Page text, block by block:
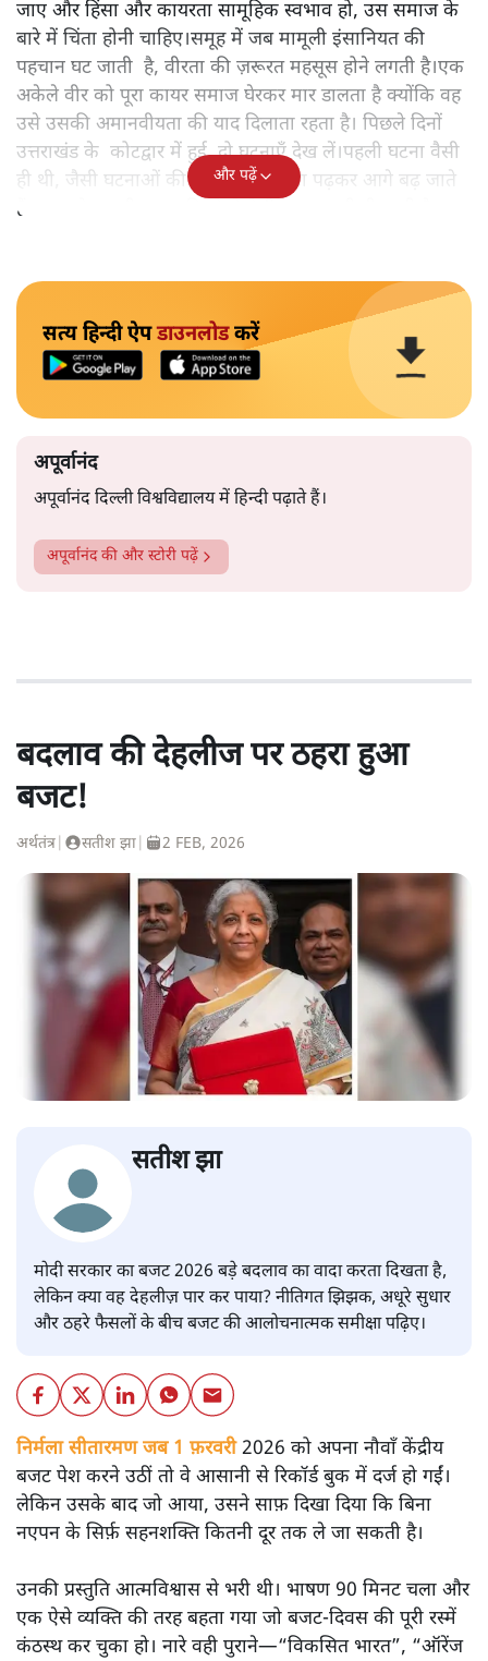
जाए और हिंसा और कायरता सामूहिक स्वभाव हो, उस समाज के
बारे में चिंता होनी चाहिए।समूह में जब मामूली इंसानियत की
पहचान घट जाती है, वीरता की ज़रूरत महसूस होने लगती है।एक
अकेले वीर को पूरा कायर समाज घेरकर मार डालता है क्योंकि वह
उसे उसकी अमानवीयता की याद दिलाता रहता है। पिछले दिनों
उत्तराखंड के कोटद्वार में हुई दो घटनाएँ देख लें।पहली घटना वैसी
ही थी, जैसी घटनाओं की खबर हम रोज़ाना पढ़कर आगे बढ़ जाते
हैं।भारत के तक़रीबन हर हिस्से से ऐसी खबर आती ही रहती है।
और पढ़ें
सत्य हिन्दी ऐपडाउनलोडकरें
अपूर्वानंद
अपूर्वानंद दिल्ली विश्वविद्यालय में हिन्दी पढ़ाते हैं।
अपूर्वानंदकी और स्टोरी पढ़ें
बदलाव की देहलीज पर ठहरा हुआ
बजट!
अर्थतंत्र सतीश झा 2 FEB, 2026
सतीश झा
मोदी सरकार का बजट 2026 बड़े बदलाव का वादा करता दिखता है,
लेकिन क्या वह देहलीज़ पार कर पाया? नीतिगत झिझक, अधूरे सुधार
और ठहरे फैसलों के बीच बजट की आलोचनात्मक समीक्षा पढ़िए।
निर्मला सीतारमण जब 1 फ़रवरी2026 को अपना नौवाँ केंद्रीय
बजट पेश करने उठीं तो वे आसानी से रिकॉर्ड बुक में दर्ज हो गईं।
लेकिन उसके बाद जो आया, उसने साफ़ दिखा दिया कि बिना
नएपन के सिर्फ़ सहनशक्ति कितनी दूर तक ले जा सकती है।
उनकी प्रस्तुति आत्मविश्वास से भरी थी। भाषण 90 मिनट चला और
एक ऐसे व्यक्ति की तरह बहता गया जो बजट‑दिवस की पूरी रस्में
कंठस्थ कर चुका हो। नारे वही पुराने—“विकसित भारत”, “ऑरेंज